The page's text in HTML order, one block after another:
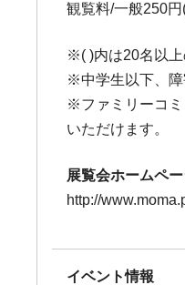
観覧料/一般250
※( )内は20名以上
※中学生以下、障
※ファミリーコミ
いただけます。
展覧会ホームペ
http://
イベント情報